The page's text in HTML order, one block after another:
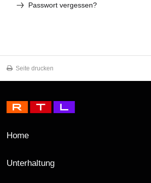
Passwort vergessen?
Seite drucken
Home
Unterhaltung